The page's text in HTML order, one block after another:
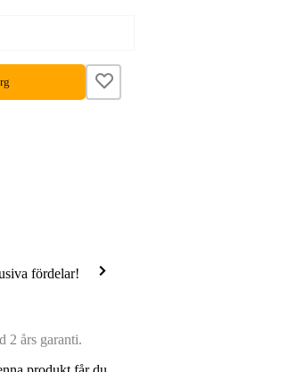
fördelar!
2 års garanti.